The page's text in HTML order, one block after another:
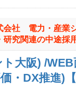
会社 電力・産業
研究関連の中途採
ト大阪) /
・DX推進)